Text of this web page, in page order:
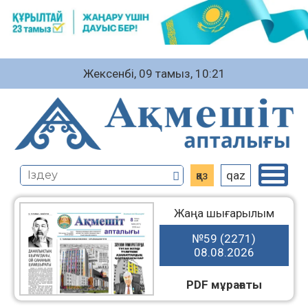
Жексенбі, 09 тамыз, 10:21
қаз qaz
Жаңа шығарылым
№59 (2271)
08.08.2026
PDF мұрағаты